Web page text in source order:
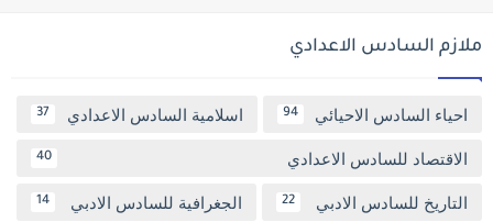
ملازم السادس الاعدادي
احياء السادس الاحيائي 94 اسلامية السادس الاعدادي 37
الاقتصاد للسادس الاعدادي 40
التاريخ للسادس الادبي 22 الجغرافية للسادس الادبي 14